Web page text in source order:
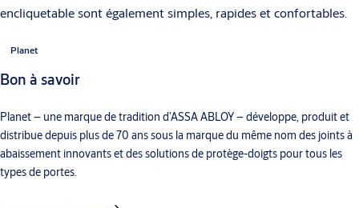
encliquetable sont également simples, rapides et confortables.
Planet
Bon à savoir
Planet – une marque de tradition d’ASSA ABLOY – développe, produit et
distribue depuis plus de 70 ans sous la marque du même nom des joints à
abaissement innovants et des solutions de protège-doigts pour tous les
types de portes.